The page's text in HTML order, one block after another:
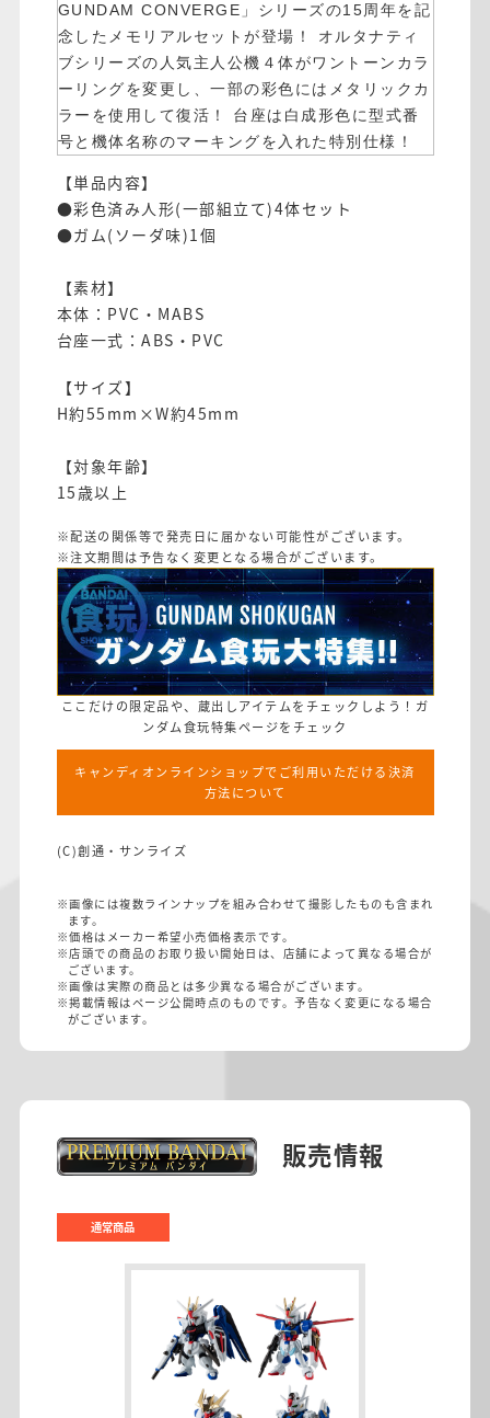
GUNDAM CONVERGE」シリーズの15周年を記
念したメモリアルセットが登場！ オルタナティ
ブシリーズの人気主人公機４体がワントーンカラ
ーリングを変更し、一部の彩色にはメタリックカ
ラーを使用して復活！ 台座は白成形色に型式番
号と機体名称のマーキングを入れた特別仕様！
【単品内容】
●彩色済み人形(一部組立て)4体セット
●ガム(ソーダ味)1個
【素材】
本体：PVC・MABS
台座一式：ABS・PVC
【サイズ】
H約55mm×W約45mm
【対象年齢】
15歳以上
※配送の関係等で発売日に届かない可能性がございます。
※注文期間は予告なく変更となる場合がございます。
ここだけの限定品や、蔵出しアイテムをチェックしよう！ガ
ンダム食玩特集ページをチェック
キャンディオンラインショップでご利用いただける決済
方法について
(C)創通・サンライズ
※画像には複数ラインナップを組み合わせて撮影したものも含まれ
ます。
※価格はメーカー希望小売価格表示です。
※店頭での商品のお取り扱い開始日は、店舗によって異なる場合が
ございます。
※画像は実際の商品とは多少異なる場合がございます。
※掲載情報はページ公開時点のものです。予告なく変更になる場合
がございます。
販売情報
通常商品